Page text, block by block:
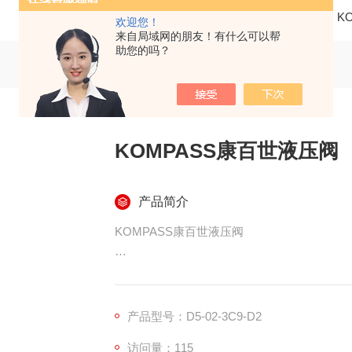
欢迎您！
来自局域网的朋友！有什么可以帮
助您的吗？
当前位置：
KOMPASS康百世液压阀
产品简介
KOMPASS康百世液压阀
产品型号：D5-02-3C9-D2
访问量：115